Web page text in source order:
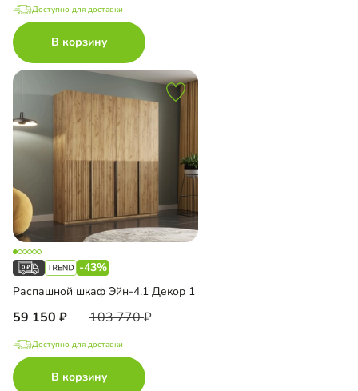
Доступно для доставки
В корзину
-43%
Распашной шкаф Эйн-4.1 Декор 1
59 150 103 770
Доступно для доставки
В корзину